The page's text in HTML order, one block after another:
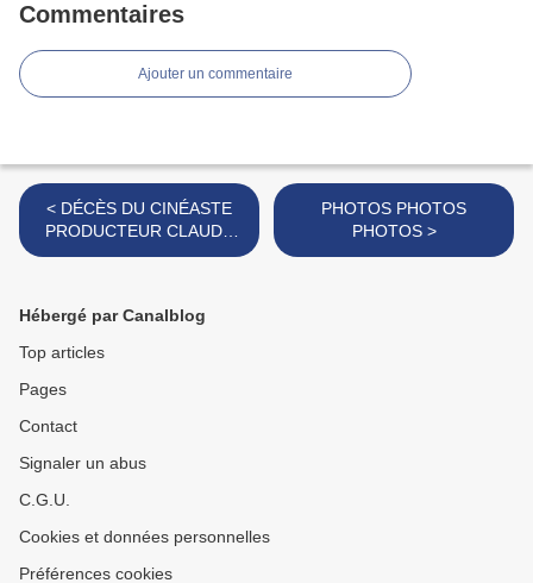
Commentaires
Ajouter un commentaire
< DÉCÈS DU CINÉASTE
PRODUCTEUR CLAUDE
BERRI
PHOTOS PHOTOS
PHOTOS >
Hébergé par Canalblog
Top articles
Pages
Contact
Signaler un abus
C.G.U.
Cookies et données personnelles
Préférences cookies